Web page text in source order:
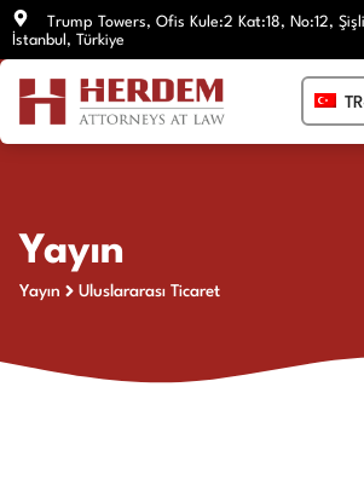
İçeriğe
atla
Trump Towers, Ofis Kule:2 Kat:18, No:12,
İstanbul, Türkiye
Yayın
Yayın Uluslararası Ticaret